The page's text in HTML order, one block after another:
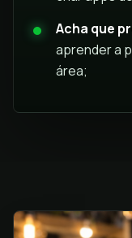
Acha que
aprender a
área;